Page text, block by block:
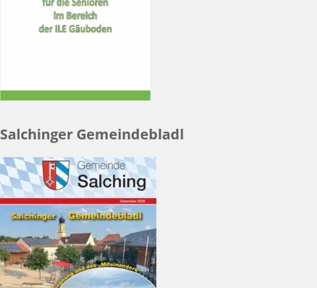
Salchinger Gemeindebladl